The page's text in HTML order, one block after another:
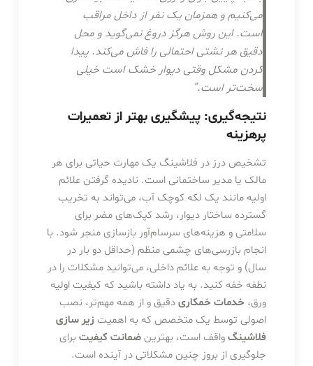
می‌کنیم و همزمان یک نفر از داخل مراقب
است. این روش هرگز دروغ نمی‌گوید و محل
دقیق هر نشتی احتمالی را فاش می‌کند. پیدا
کردن مشکل وقتی دیوار خشک است خیلی
سخت‌تر است.”
نتیجه‌گیری: پیشگیری بهتر از تعمیرات
پرهزینه
تشخیص درز در فلاشینگ یک مهارت حیاتی برای هر
مالک یا مدیر ساختمانی است. نادیده گرفتن علائم
اولیه مانند یک لکه کوچک آب، می‌تواند به تخریب
گسترده ساختار دیوار، رشد کپک‌های مضر برای
سلامتی و هزینه‌های سرسام‌آور بازسازی منجر شود. با
انجام بازرسی‌های چشمی منظم (حداقل دو بار در
سال) و توجه به علائم داخلی، می‌توانید مشکلات را در
نطفه خفه کنید. به یاد داشته باشید که کیفیت اولیه
ورق، خدمات خمکاریدقیق و از همه مهم‌تر، نصب
اصولی توسط یک متخصص که به اهمیت زیر سازی
فلاشینگواقف است، بهترین ضمانت کیفیتبرای
جلوگیری از بروز چنین مشکلاتی در آینده است.